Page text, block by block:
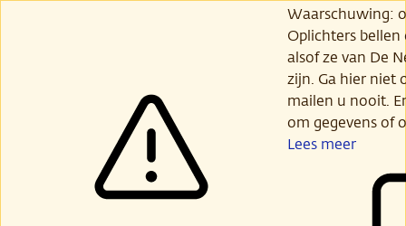
Waarschuwing:
Oplichters
alsof ze van De
zijn. Ga hier niet
mailen u nooit.
om gegevens of
Lees meer